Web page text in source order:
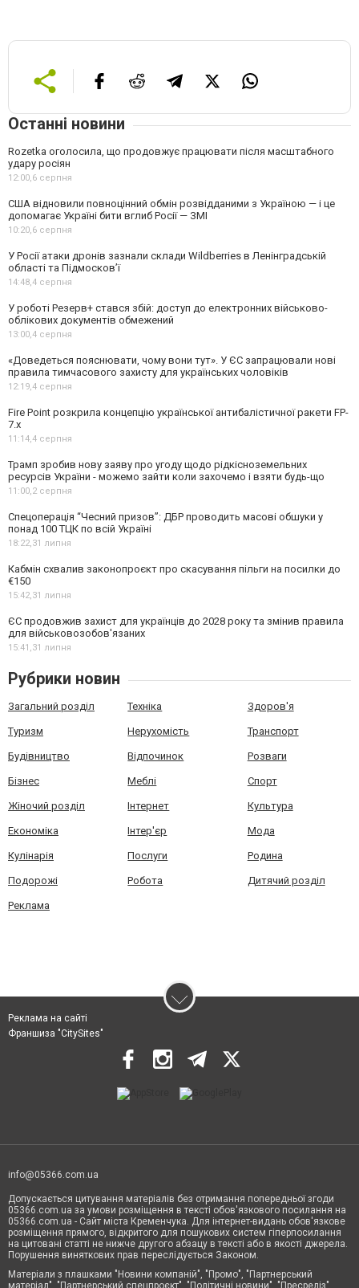
Останні новини
Rozetka оголосила, що продовжує працювати після масштабного
удару росіян
12:00,6 серпня
США відновили повноцінний обмін розвідданими з Україною — і це
допомагає Україні бити вглиб Росії — ЗМІ
10:20,6 серпня
У Росії атаки дронів зазнали склади Wildberries в Ленінградській
області та Підмосков’ї
14:48,4 серпня
У роботі Резерв+ стався збій: доступ до електронних військово-
облікових документів обмежений
13:00,4 серпня
«Доведеться пояснювати, чому вони тут». У ЄС запрацювали нові
правила тимчасового захисту для українських чоловіків
12:19,4 серпня
Fire Point розкрила концепцію української антибалістичної ракети FP-
7.x
11:14,4 серпня
Трамп зробив нову заяву про угоду щодо рідкісноземельних
ресурсів України - можемо зайти коли захочемо і взяти будь-що
11:00,2 серпня
Спецоперація “Чесний призов”: ДБР проводить масові обшуки у
понад 100 ТЦК по всій Україні
18:22,31 липня
Кабмін схвалив законопроєкт про скасування пільги на посилки до
€150
15:42,31 липня
ЄС продовжив захист для українців до 2028 року та змінив правила
для військовозобов'язаних
15:41,31 липня
Рубрики новин
Загальний розділ Техніка Здоров'я
Туризм Нерухомість Транспорт
Будівництво Відпочинок Розваги
Бізнес Меблі Спорт
Жіночий розділ Інтернет Культура
Економіка Інтер'єр Мода
Кулінарія Послуги Родина
Подорожі Робота Дитячий розділ
Реклама
Реклама на сайті
Франшиза "CitySites"
info@05366.com.ua
Допускається цитування матеріалів без отримання попередньої згоди
05366.com.ua за умови розміщення в тексті обов'язкового посилання на
05366.com.ua - Сайт міста Кременчука. Для інтернет-видань обов'язкове
розміщення прямого, відкритого для пошукових систем гіперпосилання
на цитовані статті не нижче другого абзацу в тексті або в якості джерела.
Порушення виняткових прав переслідується Законом.
Матеріали з плашками "Новини компаній", "Промо", "Партнерський